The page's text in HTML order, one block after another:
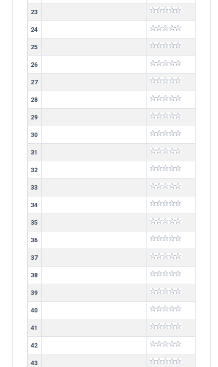
23
24
25
26
27
28
29
30
31
32
33
34
35
36
37
38
39
40
41
42
43